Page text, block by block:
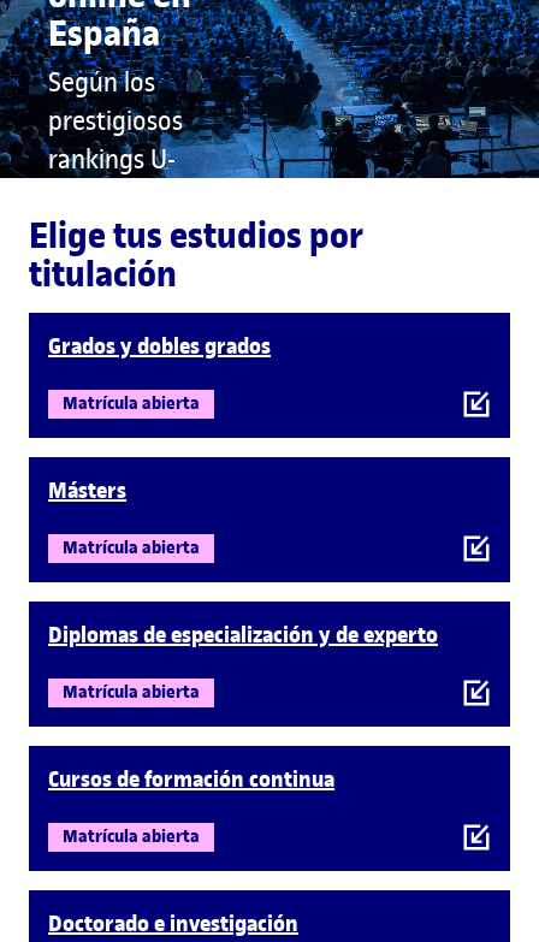
España
Según los
prestigiosos
rankings U-
THE
Elige tus estudios por
titulación
Grados y dobles grados
Matrícula abierta
Másters
Matrícula abierta
Diplomas de especialización y de experto
Matrícula abierta
Cursos de formación continua
Matrícula abierta
Doctorado e investigación